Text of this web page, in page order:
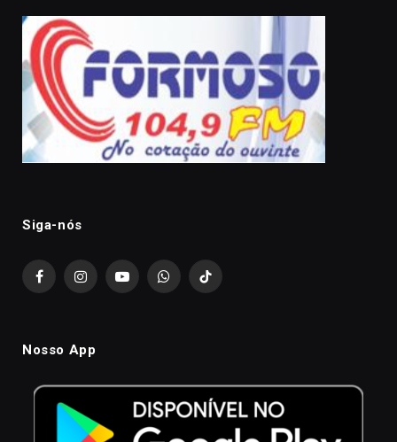
Siga-nós
FacebookInstagramYouTubeWhatsAppTikTok
Nosso App